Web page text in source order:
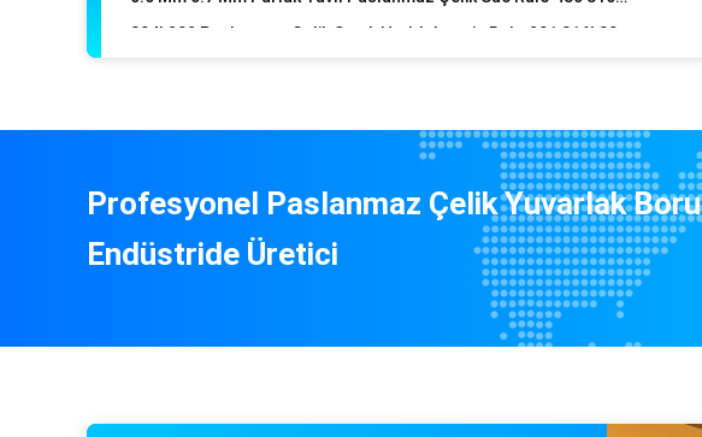
301 201 Ayna Paslanmaz Çelik Rulo Dilme 304 316 316L 321 310s Ss Metal Şerit
Aisi 4130 Sıcak Haddelenmiş Dikişsiz Paslanmaz Çelik Boru 1.75 "1.5 inç 1.25 inç Yuvarlak
904l 316 304l Dikişsiz Paslanmaz Çelik Boru Ss 304 Tüp
Asme 14462 2205 Dubleks Dikişsiz Boru 304 Ss 410 Dikişsiz Boru Yuvarlak
Tavlı Paslanmaz Çelik Boru 1/2 İnç 1/4" 1/8" 201 304 304L Dekoratif Ss Boru Yuvarlak
Su Temini için Sch 10 904l 310 Metrik Paslanmaz Çelik Kaynaklı Boru
Profesyonel Paslanmaz Çelik Yuvarlak Boru
Endüstride Üretici